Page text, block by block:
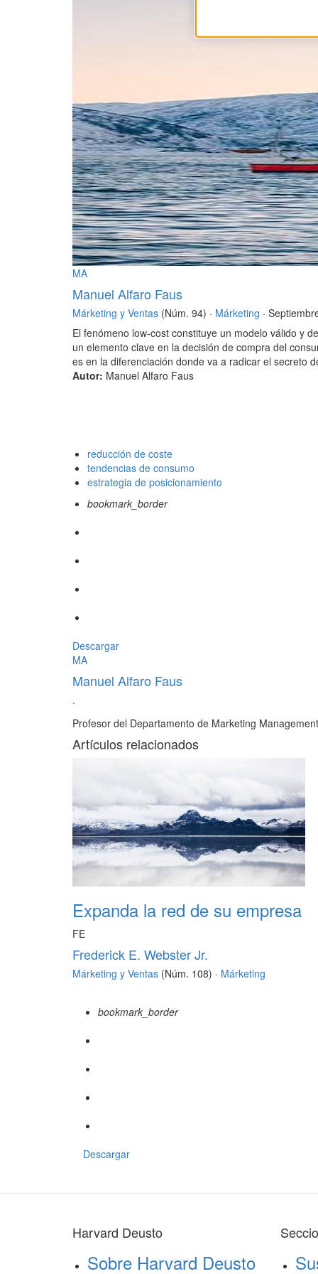
MA
Manuel Alfaro Faus
Márketing y Ventas (Núm. 94) · Márketing ·
El fenómeno low-cost constituye un modelo válido y
un elemento clave en la decisión de compra del
es en la diferenciación donde va a radicar el secreto
Autor: Manuel Alfaro Faus
reducción de coste
tendencias de consumo
estrategia de posicionamiento
bookmark_border
Descargar
MA
Manuel Alfaro Faus
·
Profesor del Departamento de Marketing
Artículos relacionados
Expanda la red de su empresa
FE
Frederick E. Webster Jr.
Márketing y Ventas (Núm. 108) · Márketing
bookmark_border
Descargar
Harvard Deusto
Sobre Harvard Deusto